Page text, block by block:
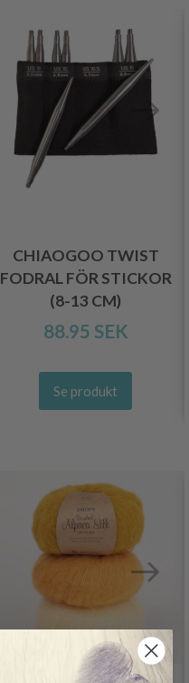
CHIAOGOO TWIST
FODRAL FÖR STICKOR
(8-13 CM)
88.95 SEK
Se produkt